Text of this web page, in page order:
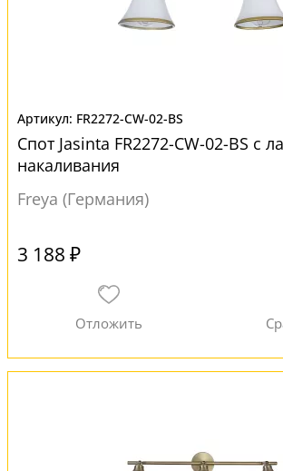
FR2272-CW-02-BS
Спот Jasinta FR2272-CW-02-BS с
накаливания
Freya (Германия)
3 188 ₽